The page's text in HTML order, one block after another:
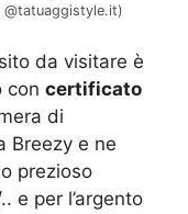
@tatuaggistyle.it)
da visitare è
con certificato
di
Breezy e ne
prezioso
e per l’argento